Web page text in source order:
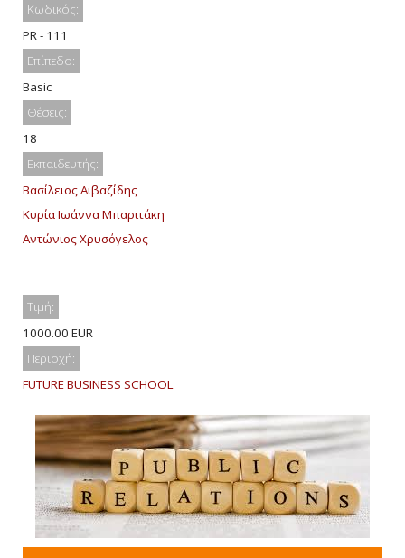
Κωδικός:
PR - 111
Επίπεδο:
Basic
Θέσεις:
18
Εκπαιδευτής:
Βασίλειος Αιβαζίδης
Κυρία Ιωάννα Μπαριτάκη
Αντώνιος Χρυσόγελος
Τιμή:
1000.00 EUR
Περιοχή:
FUTURE BUSINESS SCHOOL